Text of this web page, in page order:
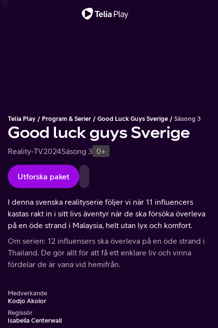
Telia Play Program & Serier Good Luck Guys Sverige Säsong 3
Good luck guys Sverige
Reality-TV2024Säsong 3 0+
Utforska paket
I denna svenska realityserie följer vi när 11 influencers
kastas rakt in i sitt livs äventyr när de ska försöka överleva
på en öde strand i Malaysia, helt utan lyx och komfort.
Om serien: 12 influensers ska överleva på en öde strand i
Thailand. De gör allt för att få ett enklare liv och vinna
fördelar de är vana vid hemifrån.
Medverkande
Kodjo Akolor
Regissör
Isabella Centerwall